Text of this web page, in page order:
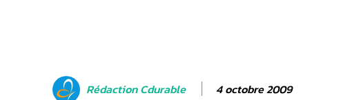
Rédaction Cdurable 4 octobre 2009